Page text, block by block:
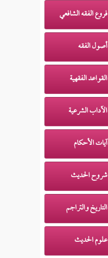
فروع الفقه الشافعي
أصول الفقه
القواعد الفقهية
الآداب الشرعية
آيات الأحكام
شروح الحديث
التاريخ والتراجم
علوم الحديث